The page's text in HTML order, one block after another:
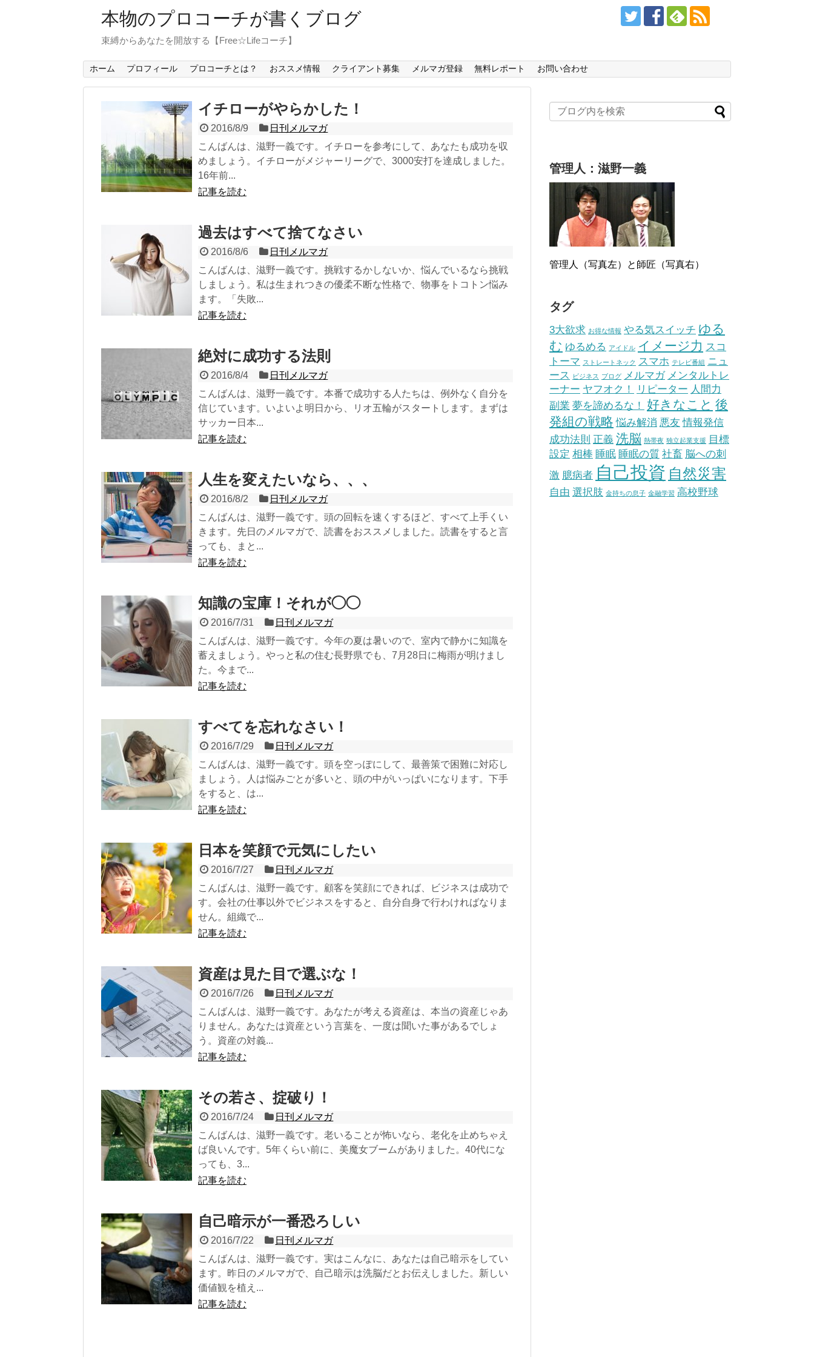
本物のプロコーチが書くブログ
束縛からあなたを開放する【Free☆Lifeコーチ】
ホーム プロフィール プロコーチとは？ おススメ情報 クライアント募集 メルマガ登録 無料レポート お問い合わせ
イチローがやらかした！
2016/8/9
日刊メルマガ
こんばんは、滋野一義です。イチローを参考にして、あなたも成功を収
めましょう。イチローがメジャーリーグで、3000安打を達成しました。
16年前...
記事を読む
過去はすべて捨てなさい
2016/8/6
日刊メルマガ
こんばんは、滋野一義です。挑戦するかしないか、悩んでいるなら挑戦
しましょう。私は生まれつきの優柔不断な性格で、物事をトコトン悩み
ます。「失敗...
記事を読む
絶対に成功する法則
2016/8/4
日刊メルマガ
こんばんは、滋野一義です。本番で成功する人たちは、例外なく自分を
信じています。いよいよ明日から、リオ五輪がスタートします。まずは
サッカー日本...
記事を読む
人生を変えたいなら、、、
2016/8/2
日刊メルマガ
こんばんは、滋野一義です。頭の回転を速くするほど、すべて上手くい
きます。先日のメルマガで、読書をおススメしました。読書をすると言
っても、まと...
記事を読む
知識の宝庫！それが◯◯
2016/7/31
日刊メルマガ
こんばんは、滋野一義です。今年の夏は暑いので、室内で静かに知識を
蓄えましょう。やっと私の住む長野県でも、7月28日に梅雨が明けまし
た。今まで...
記事を読む
すべてを忘れなさい！
2016/7/29
日刊メルマガ
こんばんは、滋野一義です。頭を空っぽにして、最善策で困難に対応し
ましょう。人は悩みごとが多いと、頭の中がいっぱいになります。下手
をすると、は...
記事を読む
日本を笑顔で元気にしたい
2016/7/27
日刊メルマガ
こんばんは、滋野一義です。顧客を笑顔にできれば、ビジネスは成功で
す。会社の仕事以外でビジネスをすると、自分自身で行わければなりま
せん。組織で...
記事を読む
資産は見た目で選ぶな！
2016/7/26
日刊メルマガ
こんばんは、滋野一義です。あなたが考える資産は、本当の資産じゃあ
りません。あなたは資産という言葉を、一度は聞いた事があるでしょ
う。資産の対義...
記事を読む
その若さ、掟破り！
2016/7/24
日刊メルマガ
こんばんは、滋野一義です。老いることが怖いなら、老化を止めちゃえ
ば良いんです。5年くらい前に、美魔女ブームがありました。40代にな
っても、3...
記事を読む
自己暗示が一番恐ろしい
2016/7/22
日刊メルマガ
こんばんは、滋野一義です。実はこんなに、あなたは自己暗示をしてい
ます。昨日のメルマガで、自己暗示は洗脳だとお伝えしました。新しい
価値観を植え...
記事を読む
管理人：滋野一義
管理人（写真左）と師匠（写真右）
タグ
3大欲求 お得な情報 やる気スイッチ ゆる
む ゆるめる アイドル イメージ力 スコ
トーマ ストレートネック スマホ テレビ番組 ニュ
ース
ビジネス ブログ メルマガ メンタルトレ
ーナー ヤフオク！ リピーター 人間力
副業 夢を諦めるな！ 好きなこと 後
発組の戦略 悩み解消 悪友 情報発信
成功法則 正義 洗脳 熱帯夜 独立起業支援
目標
設定 相棒 睡眠 睡眠の質 社畜 脳への刺
激 臆病者 自己投資 自然災害
自由 選択肢 金持ちの息子 金融学習 高校野球